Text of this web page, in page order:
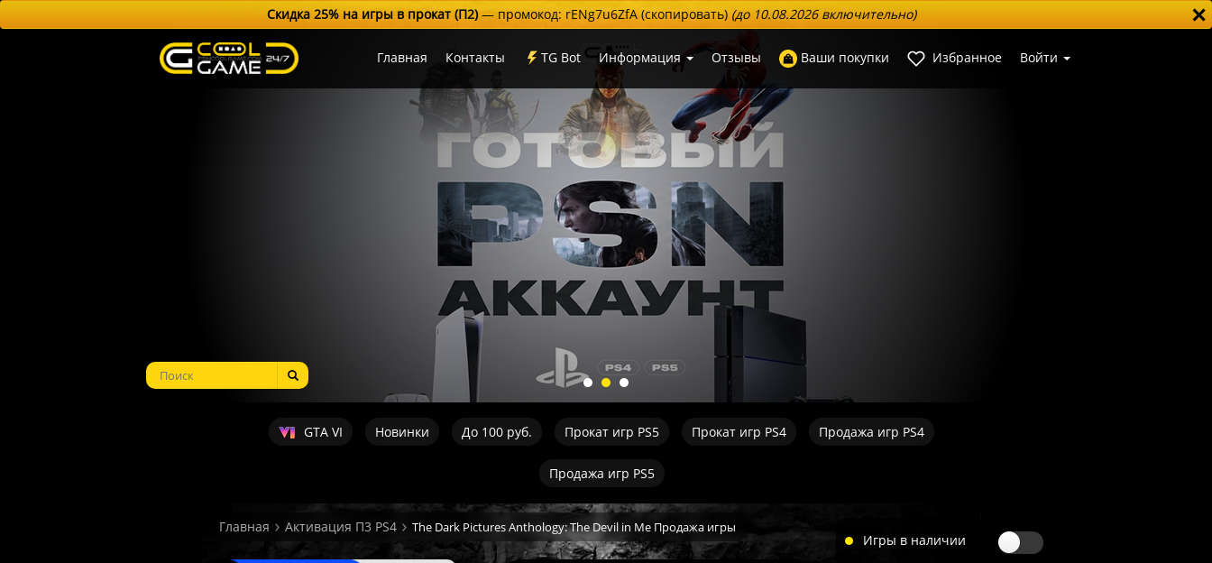
✕
Скидка 25% на игры в прокат (П2)— промокод: rENg7u6ZfA (скопировать) (до 10.08.2026 включительно)
Главная Контакты TG Bot Информация Отзывы Ваши покупки Избранное Войти
GTA VI Новинки До 100 руб. Прокат игр PS5 Прокат игр PS4 Продажа игр PS4
Продажа игр PS5
Главная Активация П3 PS4 The Dark Pictures Anthology: The Devil in Me Продажа игры
Игры в наличии